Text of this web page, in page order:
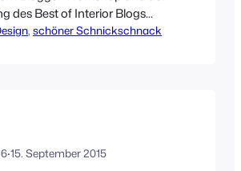
des Best of Interior Blogs
bin und ich bin immer
, schöner Schnickschnack
·15. September 2015